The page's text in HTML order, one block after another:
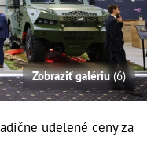
Zobraziť galériu (6)
udelené ceny za